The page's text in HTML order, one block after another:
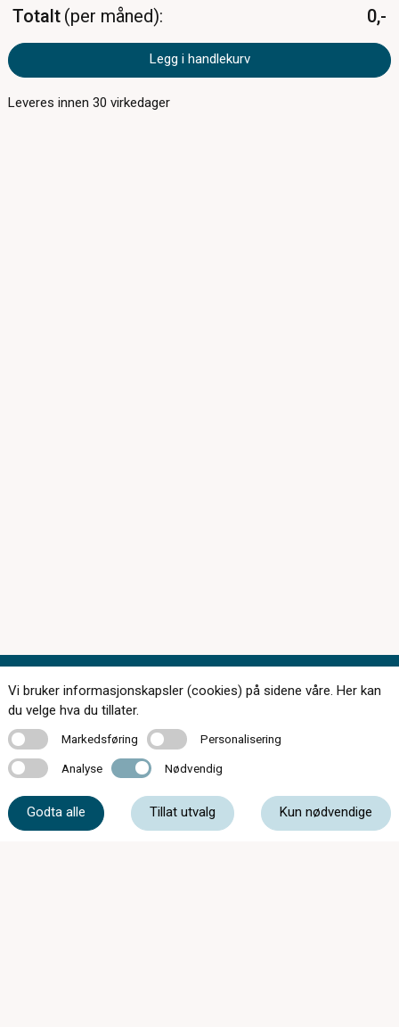
Totalt per måned 0,-
Legg i handlekurv
Leveres innen30 virkedager
Kontakt oss
Vi bruker informasjonskapsler (cookies) på sidene våre. Her kan
du velge hva du tillater.
MarkedsføringMarkedsføring PersonaliseringPersonalisering
Analyse Analyse Nødvendig Nødvendig
Godta alle Tillat utvalg Kun nødvendige